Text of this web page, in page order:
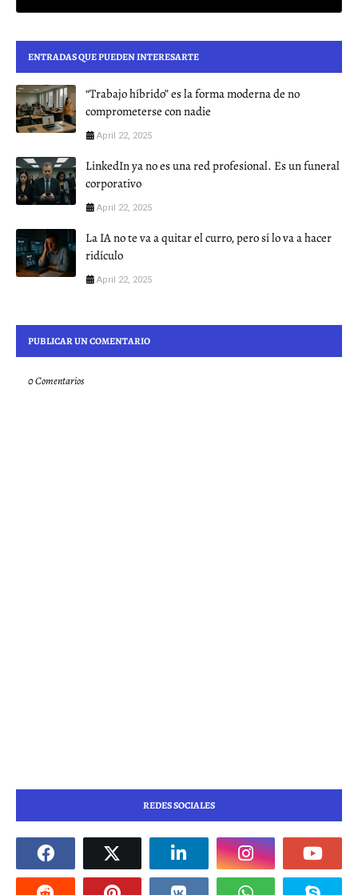
ENTRADAS QUE PUEDEN INTERESARTE
“Trabajo híbrido” es la forma moderna de no
comprometerse con nadie
April 22, 2025
LinkedIn ya no es una red profesional. Es un funeral
corporativo
April 22, 2025
La IA no te va a quitar el curro, pero sí lo va a hacer
ridículo
April 22, 2025
PUBLICAR UN COMENTARIO
0 Comentarios
REDES SOCIALES